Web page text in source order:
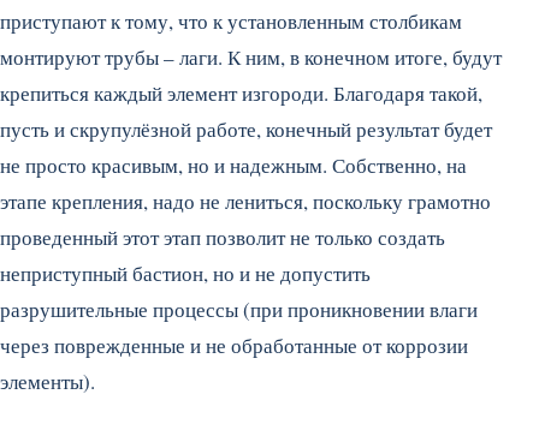
приступают к тому, что к установленным столбикам
монтируют трубы – лаги. К ним, в конечном итоге, будут
крепиться каждый элемент изгороди. Благодаря такой,
пусть и скрупулёзной работе, конечный результат будет
не просто красивым, но и надежным. Собственно, на
этапе крепления, надо не лениться, поскольку грамотно
проведенный этот этап позволит не только создать
неприступный бастион, но и не допустить
разрушительные процессы (при проникновении влаги
через поврежденные и не обработанные от коррозии
элементы).